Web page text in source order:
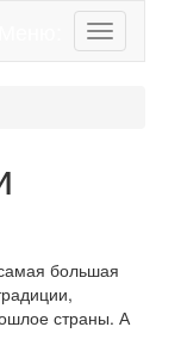
Toggle
navigation
большая
страны. А